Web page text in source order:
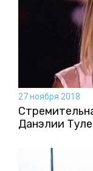
27 ноября 2018
Данэлии